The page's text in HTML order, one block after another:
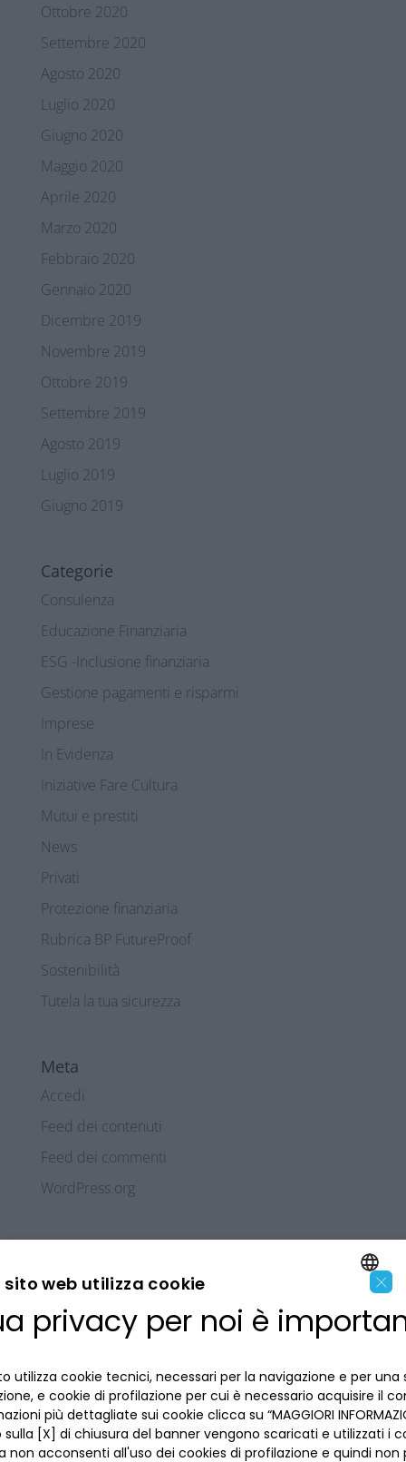
Ottobre 2020
Settembre 2020
Agosto 2020
Luglio 2020
Giugno 2020
Maggio 2020
Aprile 2020
Marzo 2020
Febbraio 2020
Gennaio 2020
Dicembre 2019
Novembre 2019
Ottobre 2019
Settembre 2019
Agosto 2019
Luglio 2019
Giugno 2019
Categorie
Consulenza
Educazione Finanziaria
ESG -Inclusione finanziaria
Gestione pagamenti e risparmi
Imprese
In Evidenza
Iniziative Fare Cultura
Mutui e prestiti
News
Privati
Protezione finanziaria
Rubrica BP FutureProof
Sostenibilità
Tutela la tua sicurezza
Meta
Accedi
Feed dei contenuti
Feed dei commenti
WordPress.org
LA BANCA
Dove siamo
INFORMAZIONI PER IL CLIENTE
Privacy
ACCESSIBILITÀ E APP
ENGLISH
×
sito web utilizza cookie
privacy per noi è
utilizza cookie tecnici, necessari per la navigazione e per una
e cookie di profilazione per cui è necessario acquisire il
più dettagliate sui cookie clicca su “MAGGIORI
[X] di chiusura del banner vengono scaricati e utilizzati i
non acconsenti all'uso dei cookies di profilazione e quindi non